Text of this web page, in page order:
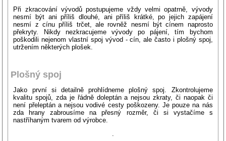
Při zkracování vývodů postupujeme vždy velmi opatrně, vývody
nesmí být ani příliš dlouhé, ani příliš krátké, po jejich zapájení
nesmí z cínu příliš trčet, ale rovněž nesmí být cínem naprosto
překryty. Nikdy nezkracujeme vývody po pájení, tím bychom
poškodili nejenom vlastní spoj vývod - cín, ale často i plošný spoj,
utržením některých plošek.
Plošný spoj
Jako první si detailně prohlídneme plošný spoj. Zkontrolujeme
kvalitu spojů, zda je řádně doleptán a nejsou zkraty, či naopak či
není přeleptán a nejsou vodivé cesty poškozeny. Je pouze na nás
zda hrany zabrousíme na přesný rozměr, či si vystačíme s
nastříhaným tvarem od výrobce.